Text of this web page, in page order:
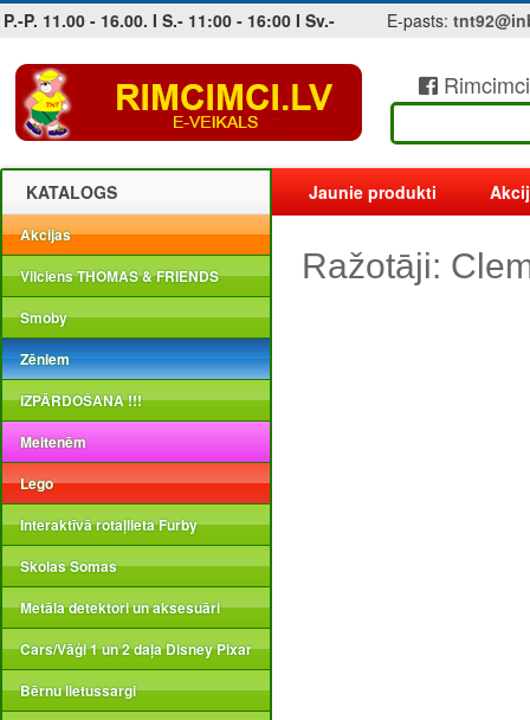
P.-P. 11.00 - 16.00. I S.- 11:00 - 16:00 I Sv.- E-pasts:
Jobs at sea and maritime vacancies
KATALOGS
Akcijas
Vilciens THOMAS & FRIENDS
Smoby
Zēniem
IZPĀRDOŠANA !!!
Meitenēm
Lego
Interaktīvā rotaļlieta Furby
Skolas Somas
Metāla detektori un aksesuāri
Cars/Vāģi 1 un 2 daļa Disney Pixar
Bērnu lietussargi
Jaunie produkti
Ražotāji: